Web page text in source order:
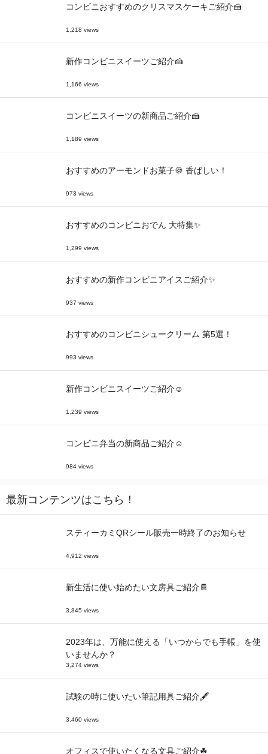
コンビニおすすめのクリスマスケーキご紹介🍰
1,218 views
新作コンビニスイーツご紹介🍰
1,166 views
コンビニスイーツの新商品ご紹介🍰
1,189 views
おすすめのアーモンドお菓子🍪 香ばしい！
973 views
おすすめのコンビニおでん 大特集✨
1,299 views
おすすめの新作コンビニアイスご紹介✨
937 views
おすすめのコンビニシュークリーム 第5選！
993 views
新作コンビニスイーツご紹介☺
1,239 views
コンビニ弁当の新商品ご紹介☺
984 views
最新コンテンツはこちら！
スティーカミQRシール販売一時終了のお知らせ
4,912 views
新生活に使い始めたい文房具ご紹介📔
3,845 views
2023年は、万能に使える「いつからでも手帳」を使
いませんか？
3,274 views
試験の時に使いたい筆記用具ご紹介🖋
3,460 views
オフィスで使いたくなる文具ご紹介☘